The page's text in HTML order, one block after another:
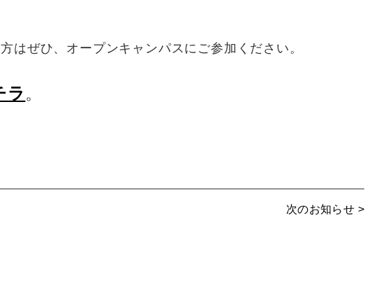
はぜひ、オープンキャンパスにご参加ください。
ラ 。
次のお知らせ >